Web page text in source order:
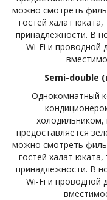
можно смотреть
гостей халат
принадлежности. В
Wi-Fi и проводной
Semi-double
Однокомнатный
холодильником,
предоставляется
можно смотреть
гостей халат
принадлежности. В
Wi-Fi и проводной